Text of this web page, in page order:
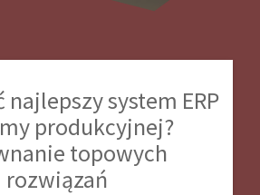
najlepszy system ERP
produkcyjnej?
topowych
rozwiązań